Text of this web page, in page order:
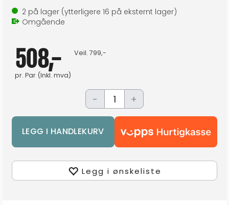
2 på lager (ytterligere 16 på eksternt lager)
Omgående
508,-
pr. Par (Inkl. mva)
Veil. 799,-
- +
Legg i ønskeliste